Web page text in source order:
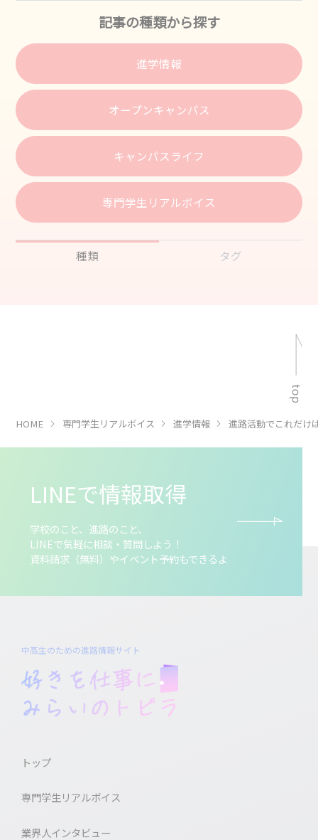
記事の種類から探す
進学情報
オープンキャンパス
キャンパスライフ
専門学生リアルボイス
種類 タグ
HOME 専門学生リアルボイス 進学情報 進路活動でこれだけ
LINEで情報取得
学校のこと、進路のこと、
LINEで気軽に相談・質問しよう！
資料請求（無料）やイベント予約もできるよ
中高生のための進路情報サイト
トップ
専門学生リアルボイス
業界人インタビュー